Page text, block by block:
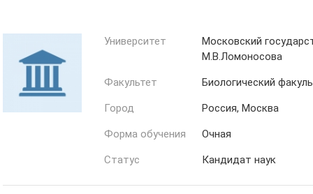
Университет
Московский
М.В.Ломоносова
Факультет Биологический
Город Россия, Москва
Форма обучения Очная
Статус Кандидат наук